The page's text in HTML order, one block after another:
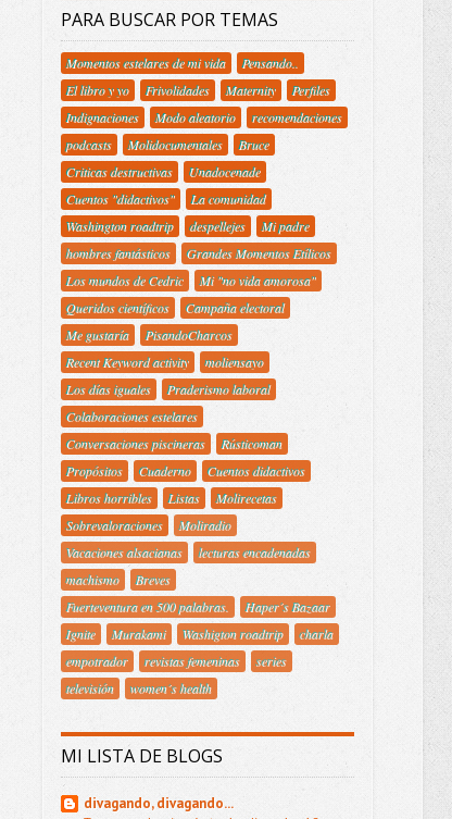
PARA BUSCAR POR TEMAS
Momentos estelares de mi vida
Pensando..
El libro y yo
Frivolidades Maternity
Perfiles
Indignaciones
Modo aleatorio
recomendaciones
podcasts
Molidocumentales
Bruce
Criticas destructivas
Unadocenade
Cuentos "didactivos"
La comunidad
Washington roadtrip
despellejes
Mi padre
hombres fantásticos
Grandes Momentos Etílicos
Los mundos de Cedric
Mi "no vida amorosa"
Queridos científicos
Campaña electoral
Me gustaría
PisandoCharcos
Recent Keyword activity
moliensayo
Los días iguales
Praderismo laboral
Colaboraciones estelares
Conversaciones piscineras
Rústicoman
Propósitos
Cuaderno
Cuentos didactivos
Libros horribles
Listas
Molirecetas
Sobrevaloraciones
Moliradio
Vacaciones alsacianas
lecturas encadenadas
machismo
Breves
Fuerteventura en 500 palabras.
Haper´s Bazaar
Ignite
Murakami Washigton roadtrip
charla
empotrador
revistas femeninas
series
televisión
women´s health
MI LISTA DE BLOGS
divagando, divagando...